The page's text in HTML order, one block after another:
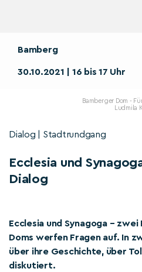
Bamberg
30.10.2021 | 16 bis 17 Uhr
Bamberger Dom -
Ludmila
Dialog | Stadtrundgang
Ecclesia und
Dialog
Ecclesia und Synagoga –
Doms werfen Fragen auf. In
über ihre Geschichte, über
diskutiert.